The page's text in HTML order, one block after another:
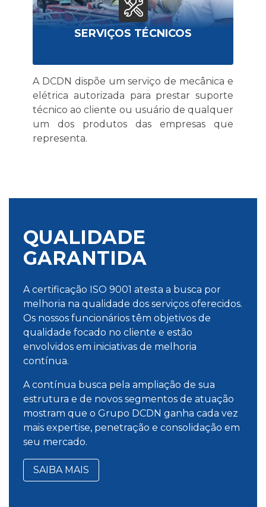
SERVIÇOS TÉCNICOS
A DCDN dispõe um serviço de mecânica e
elétrica autorizada para prestar suporte
técnico ao cliente ou usuário de qualquer
um dos produtos das empresas que
representa.
QUALIDADE
GARANTIDA
A certificação ISO 9001 atesta a busca por
melhoria na qualidade dos serviços oferecidos.
Os nossos funcionários têm objetivos de
qualidade focado no cliente e estão
envolvidos em iniciativas de melhoria
contínua.
A contínua busca pela ampliação de sua
estrutura e de novos segmentos de atuação
mostram que o Grupo DCDN ganha cada vez
mais expertise, penetração e consolidação em
seu mercado.
SAIBA MAIS